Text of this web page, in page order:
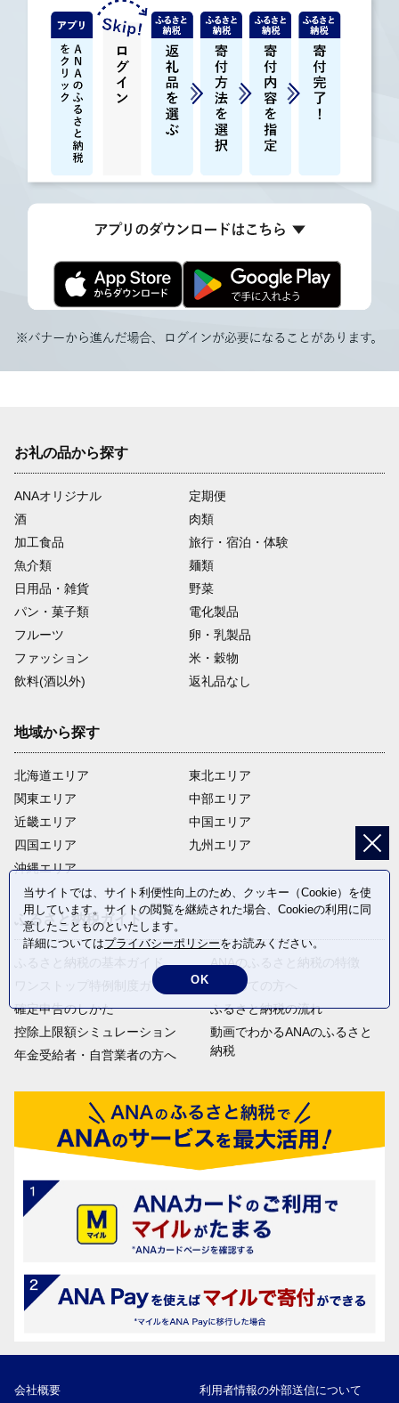
お礼の品から探す
ANAオリジナル
定期便
酒
肉類
加工食品
旅行・宿泊・体験
魚介類
麺類
日用品・雑貨
野菜
パン・菓子類
電化製品
フルーツ
卵・乳製品
ファッション
米・穀物
飲料(酒以外)
返礼品なし
地域から探す
北海道エリア
関東エリア
近畿エリア
四国エリア
沖縄エリア
東北エリア
中部エリア
中国エリア
九州エリア
ふるさと納税ガイド
ふるさと納税の基本ガイド
ワンストップ特例制度ガイド
確定申告のしかた
控除上限額シミュレーション
年金受給者・自営業者の方へ
ANAのふるさと納税の特徴
はじめての方へ
ふるさと納税の流れ
動画でわかるANAのふるさと
納税
会社概要 利用者情報の外部送信について
当サイトでは、サイト利便性向上のため、クッキー（Cookie）を使
用しています。サイトの閲覧を継続された場合、Cookieの利用に同
意したことものといたします。
詳細についてはプライバシーポリシーをお読みください。
OK